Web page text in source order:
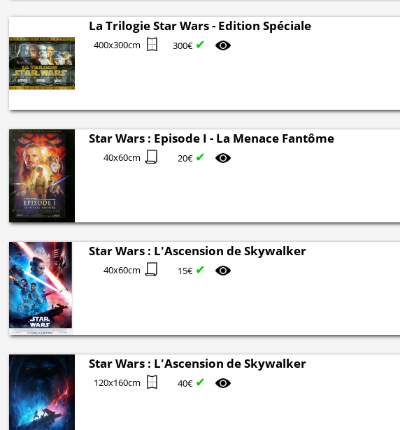
La Trilogie Star Wars - Edition Spéciale
400x300cm 300€ ✔
Star Wars : Episode I - La Menace Fantôme
40x60cm 20€ ✔
Star Wars : L'Ascension de Skywalker
40x60cm 15€ ✔
Star Wars : L'Ascension de Skywalker
120x160cm 40€ ✔